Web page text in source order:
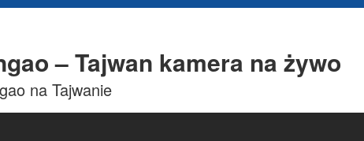
– Tajwan kamera na żywo
na Tajwanie